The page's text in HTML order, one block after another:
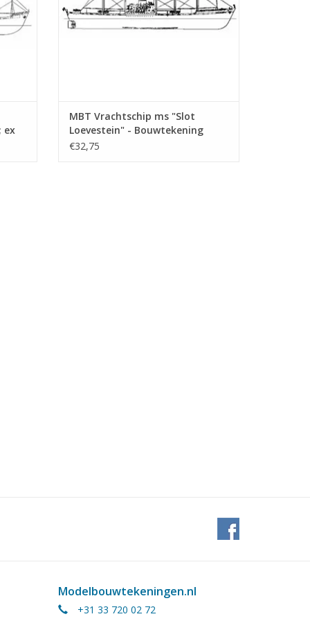
(1993) - HAL
ex
MBT Vrachtschip ms "Slot
Loevestein" - Bouwtekening
Schaal 1 : 200 (10.10.021)
€32,75
Modelbouwtekeningen.nl
+31 33 720 02 72